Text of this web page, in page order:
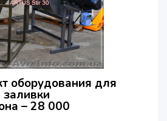
оборудования для
заливки
– 28 000